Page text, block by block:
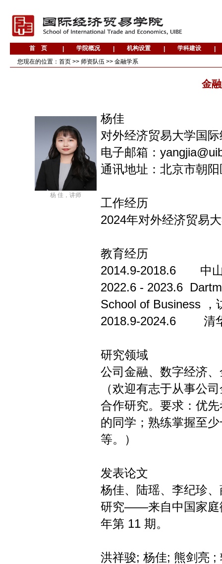
您现在的位置： 首页 >> 师资队伍 >> 金融学系
金
杨 佳，讲师
杨佳
对外经济贸易大学国
电子邮箱：
通讯地址：北京市朝
工作经历
2024年对外经济贸易
教育经历
2014.9-2018.6 中山
2022.6 - 2023.6
School of Business ，
2018.9-2024.6 清
研究领域
公司金融、数字经济
（欢迎有志于从事公
合作研究。要求：优
的同学；熟练掌握至
等。）
发表论文
杨佳、陆瑶、李纪珍
研究——来自中国家庭
年第 11 期。
洪祥骏; 杨佳; 熊剑亮 ;